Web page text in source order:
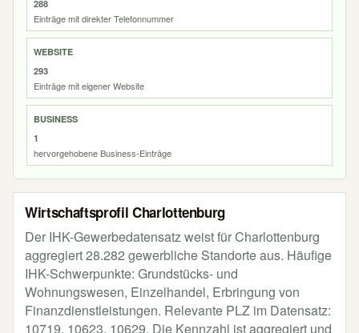
288
Einträge mit direkter Telefonnummer
WEBSITE
293
Einträge mit eigener Website
BUSINESS
1
hervorgehobene Business-Einträge
Wirtschaftsprofil Charlottenburg
Der IHK-Gewerbedatensatz weist für Charlottenburg
aggregiert 28.282 gewerbliche Standorte aus. Häufige
IHK-Schwerpunkte: Grundstücks- und
Wohnungswesen, Einzelhandel, Erbringung von
Finanzdienstleistungen. Relevante PLZ im Datensatz:
10719, 10623, 10629. Die Kennzahl ist aggregiert und